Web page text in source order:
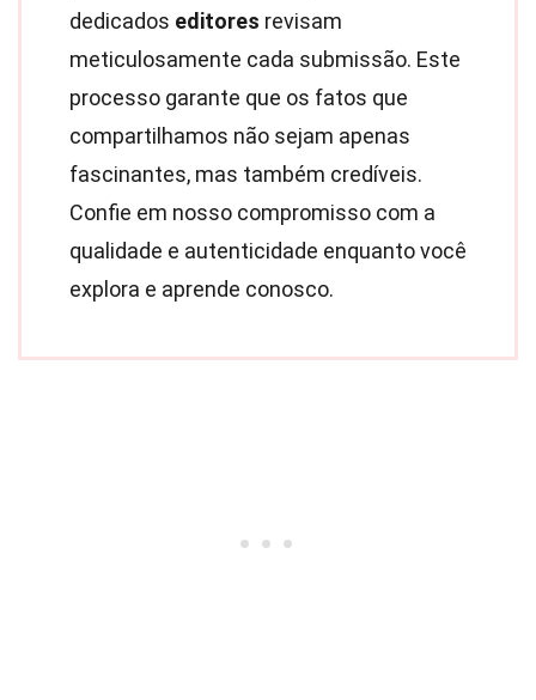
dedicados editores revisam
meticulosamente cada submissão. Este
processo garante que os fatos que
compartilhamos não sejam apenas
fascinantes, mas também credíveis.
Confie em nosso compromisso com a
qualidade e autenticidade enquanto você
explora e aprende conosco.